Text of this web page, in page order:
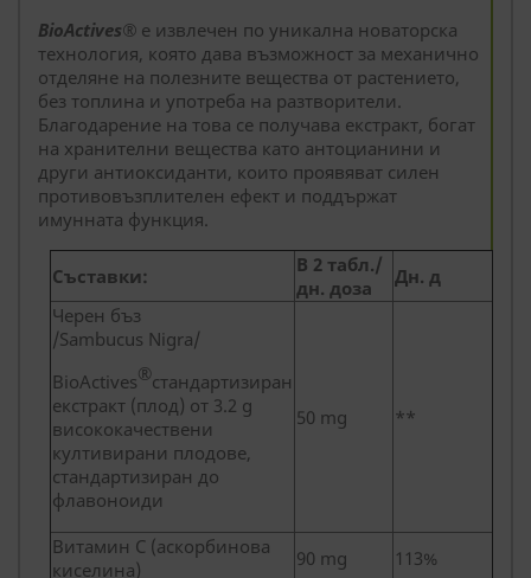
BioActives® е извлечен по уникална новаторска
технология, която дава възможност за механично
отделяне на полезните вещества от растението,
без топлина и употреба на разтворители.
Благодарение на това се получава екстракт, богат
на хранителни вещества като антоцианини и
други антиоксиданти, които проявяват силен
противовъзплителен ефект и поддържат
имунната функция.
Съставки:
В 2 табл./
дн. доза
Дн. д
Черен бъз
/Sambucus Nigra/
BioActives®стандартизиран
екстракт (плод) от 3.2 g
висококачествени
култивирани плодове,
стандартизиран до
флавоноиди
50 mg **
Витамин C (аскорбинова
киселина)
90 mg
113%